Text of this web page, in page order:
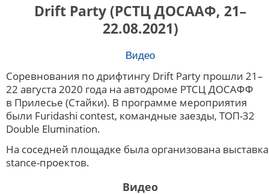
Drift Party (РСТЦ ДОСААФ, 21–
22.08.2021)
Видео
Соревнования по дрифтингу Drift Party прошли 21–
22 августа 2020 года на автодроме РТСЦ ДОСАФФ
в Прилесье (Стайки). В программе мероприятия
были Furidashi contest, командные заезды, ТОП-32
Double Elumination.
На соседней площадке была организована выставка
stance-проектов.
Видео